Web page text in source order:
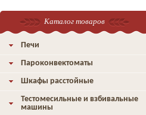
Каталог товаров
Печи
Пароконвектоматы
Шкафы расстойные
Тестомесильные и взбивальные
машины